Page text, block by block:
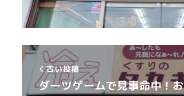
古い投稿
ダーツゲームで見事命中！